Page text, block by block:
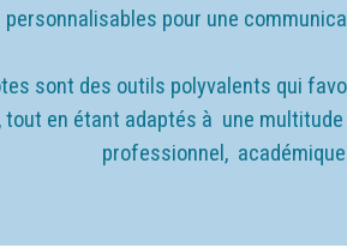
personnalisables pour une
sont des outils polyvalents qui
en étant adaptés à une
professionnel,